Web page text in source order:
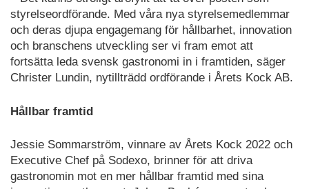
styrelseordförande. Med våra nya styrelsemedlemmar
och deras djupa engagemang för hållbarhet, innovation
och branschens utveckling ser vi fram emot att
fortsätta leda svensk gastronomi in i framtiden, säger
Christer Lundin, nytillträdd ordförande i Årets Kock AB.
Hållbar framtid
Jessie Sommarström, vinnare av Årets Kock 2022 och
Executive Chef på Sodexo, brinner för att driva
gastronomin mot en mer hållbar framtid med sina